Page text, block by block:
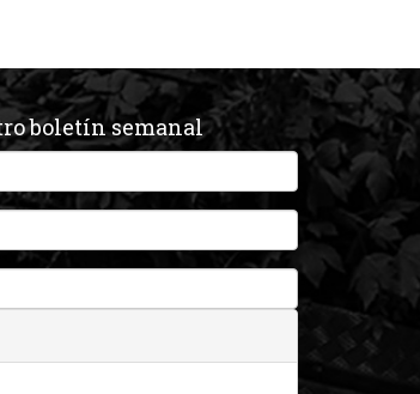
boletín semanal